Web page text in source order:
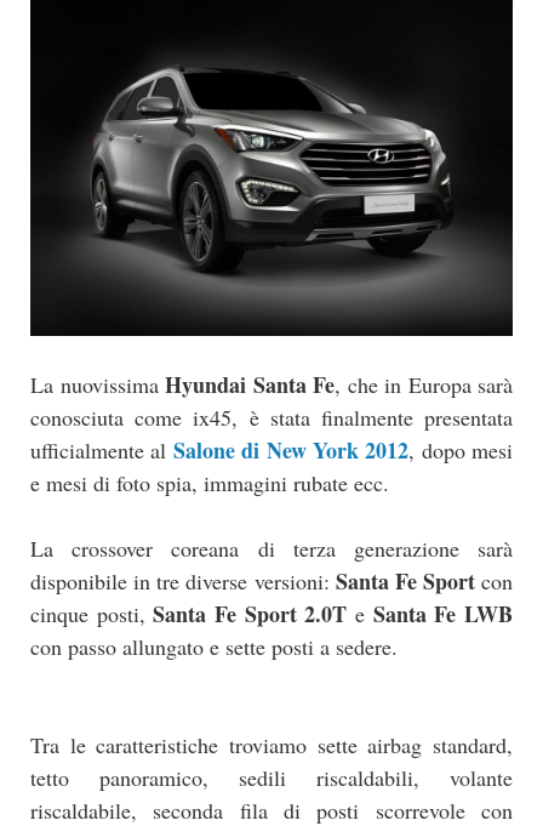
La nuovissima Hyundai Santa Fe, che in Europa sarà
conosciuta come ix45, è stata finalmente presentata
ufficialmente al Salone di New York 2012, dopo mesi
e mesi di foto spia, immagini rubate ecc.
La crossover coreana di terza generazione sarà
disponibile in tre diverse versioni: Santa Fe Sportcon
cinque posti,Santa Fe Sport 2.0T e Santa Fe LWB
con passo allungato e sette posti a sedere.
Tra le caratteristiche troviamo sette airbag standard,
tetto panoramico, sedili riscaldabili, volante
riscaldabile, seconda fila di posti scorrevole con